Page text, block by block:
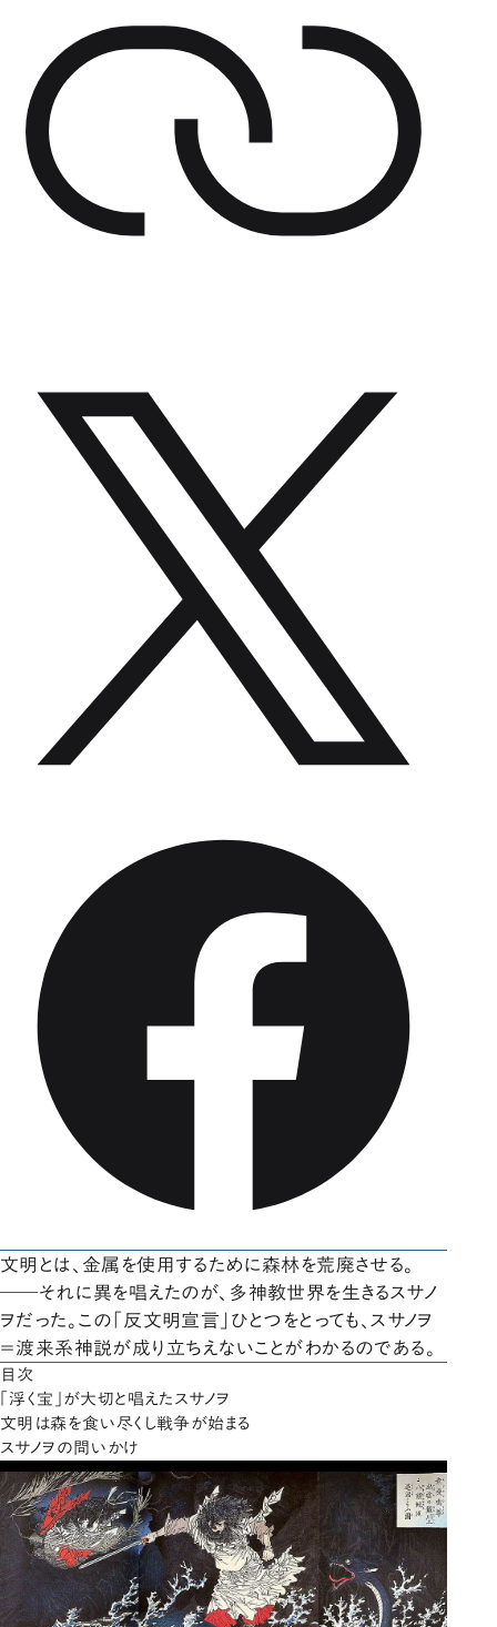
文明とは、金属を使用するために森林を荒廃させる。
――それに異を唱えたのが、多神教世界を生きるスサノ
ヲだった。この「反文明宣言」ひとつをとっても、スサノヲ
＝渡来系神説が成り立ちえないことがわかるのである。
目次
「浮く宝」が大切と唱えたスサノヲ
文明は森を食い尽くし戦争が始まる
スサノヲの問いかけ